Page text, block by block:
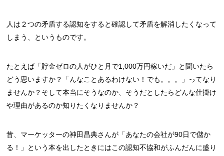
人は２つの矛盾する認知をすると確認して矛盾を解消したくなって
しまう、というものです。
たとえば「貯金ゼロの人がひと月で1,000万円稼いだ」と聞いたら
どう思いますか？「んなことあるわけない！でも。。。」ってなり
ませんか？そして本当にそうなのか、そうだとしたらどんな仕掛け
や理由があるのか知りたくなりませんか？
昔、マーケッターの神田昌典さんが「あなたの会社が90日で儲か
る！」という本を出したときにはこの認知不協和がふんだんに盛り